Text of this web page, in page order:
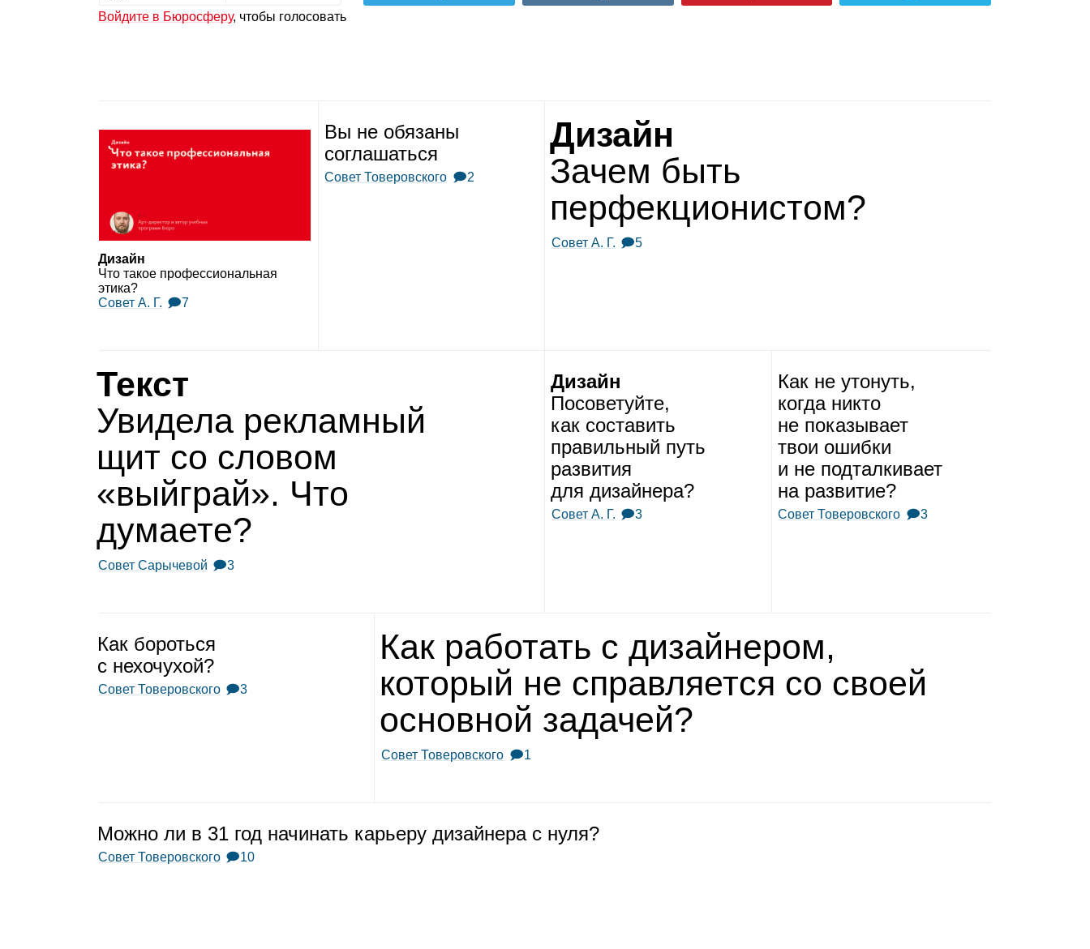
Войдите в Бюросферу, чтобы голосовать
Дизайн
Что такое про­фес­си­о­наль­ная
этика?
Совет А. Г. 🗩7
Вы не обя­заны
согла­шаться
Совет Товеровского 🗩2
Дизайн
Зачем быть
пер­фек­ци­о­ни­стом?
Совет А. Г. 🗩5
Текст
Уви­дела реклам­ный
щит со сло­вом
«вый­г­рай». Что
дума­ете?
Совет Сарычевой 🗩3
Дизайн
Посо­ве­туйте,
как соста­вить
пра­виль­ный путь
раз­ви­тия
для дизай­нера?
Совет А. Г. 🗩3
Как не уто­нуть,
когда никто
не пока­зы­вает
твои ошибки
и не под­тал­ки­вает
на раз­ви­тие?
Совет Товеровского 🗩3
Как бороться
с нехо­чу­хой?
Совет Товеровского 🗩3
Как рабо­тать с дизай­не­ром,
кото­рый не справ­ля­ется со своей
основ­ной зада­чей?
Совет Товеровского 🗩1
Можно ли в 31 год начи­нать карьеру дизай­нера с нуля?
Совет Товеровского 🗩10